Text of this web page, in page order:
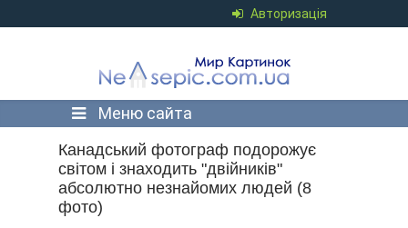
Авторизація
Меню сайта
Канадський фотограф подорожує
світом і знаходить "двійників"
абсолютно незнайомих людей (8
фото)